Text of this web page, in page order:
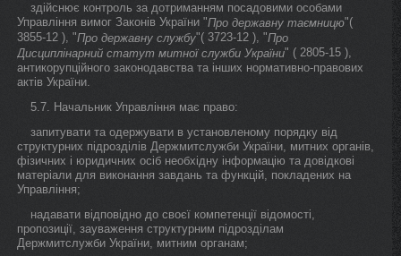
здійснює контроль за дотриманням посадовими особами
Управління вимог Законів України "Про державну таємницю"(
3855-12 ), "Про державну службу"( 3723-12 ), "Про
Дисциплінарний статут митної служби України" ( 2805-15 ),
антикорупційного законодавства та інших нормативно-правових
актів України.
5.7. Начальник Управління має право:
запитувати та одержувати в установленому порядку від
структурних підрозділів Держмитслужби України, митних органів,
фізичних і юридичних осіб необхідну інформацію та довідкові
матеріали для виконання завдань та функцій, покладених на
Управління;
надавати відповідно до своєї компетенції відомості,
пропозиції, зауваження структурним підрозділам
Держмитслужби України, митним органам;